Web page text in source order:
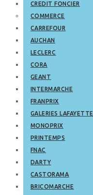
CREDIT FONCIER
COMMERCE
CARREFOUR
AUCHAN
LECLERC
CORA
GEANT
INTERMARCHE
FRANPRIX
GALERIES LAFAYETTE
MONOPRIX
PRINTEMPS
FNAC
DARTY
CASTORAMA
BRICOMARCHE